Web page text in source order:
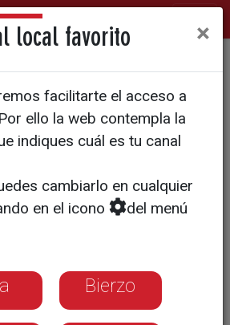
vende desde hace 2 meses
marca que vende
vida
Manuel diseña cada
fabrica en Elche.
local favorito ×
facilitarte el acceso a
ello la web contempla la
indiques cuál es tu canal
cambiarlo en cualquier
en el icono
del menú
Bierzo